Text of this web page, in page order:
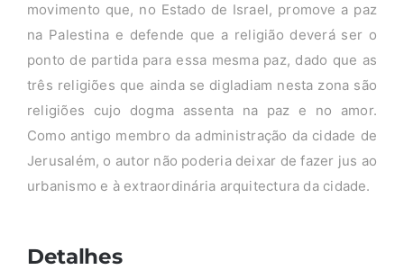
movimento que, no Estado de Israel, promove a paz
na Palestina e defende que a religião deverá ser o
ponto de partida para essa mesma paz, dado que as
três religiões que ainda se digladiam nesta zona são
religiões cujo dogma assenta na paz e no amor.
Como antigo membro da administração da cidade de
Jerusalém, o autor não poderia deixar de fazer jus ao
urbanismo e à extraordinária arquitectura da cidade.
Detalhes